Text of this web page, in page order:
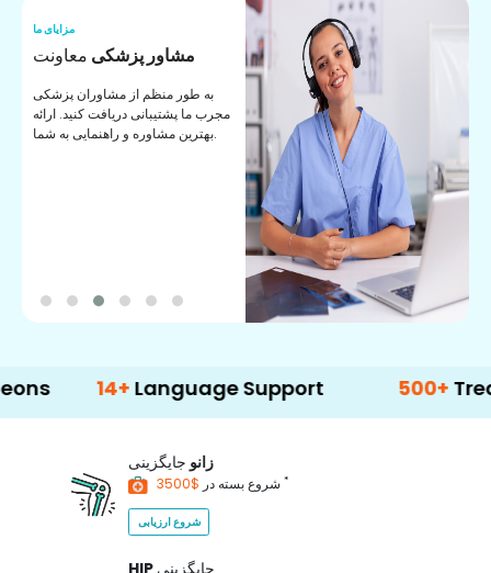
مزایای ما
مشاور پزشکی معاونت
به طور منظم از مشاوران پزشکی
مجرب ما پشتیبانی دریافت کنید. ارائه
بهترین مشاوره و راهنمایی به شما.
14+Language Support 500+ Treatment
زانو جایگزینی
شروع بسته در *
شروع ارزیابی
HIP جایگزینی